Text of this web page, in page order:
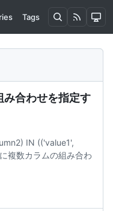
Tags
み合わせを指定す
IN (('value1',
複数カラムの組み合わ